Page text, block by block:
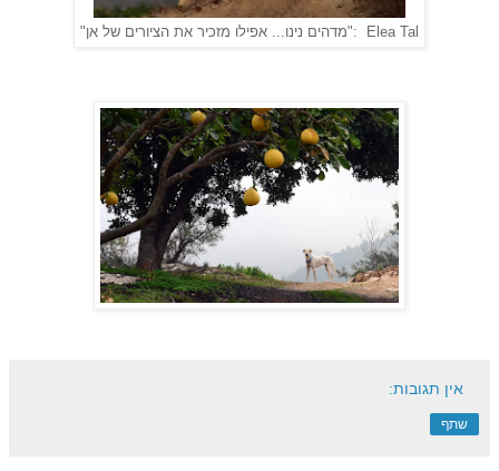
Elea Tal :"מדהים נינו... אפילו מזכיר את הציורים של אן"
אין תגובות:
שתף